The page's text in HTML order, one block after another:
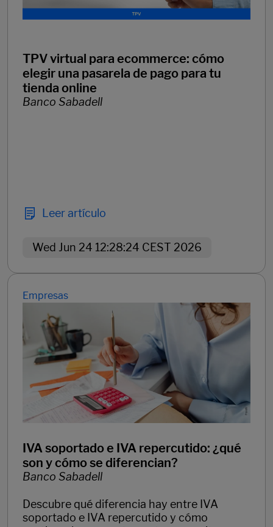
TPV virtual para ecommerce: cómo
elegir una pasarela de pago para tu
tienda online
Banco Sabadell
Leer artículo
Wed Jun 24 12:28:24 CEST 2026
Empresas
IVA soportado e IVA repercutido: ¿qué
son y cómo se diferencian?
Banco Sabadell
Descubre qué diferencia hay entre IVA
soportado e IVA repercutido y cómo